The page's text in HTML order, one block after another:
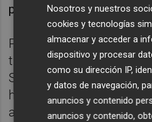
positivos porque ganar
Por último, el futbolista
trabajo y la intensidad de
Sergio Mora, y pidió a
herculanos que le den
al nuevo proyecto.
Nosotros y nuestros
cookies y tecnologías
almacenar y acceder a
dispositivo y procesar
como su dirección IP,
y datos de navegación,
anuncios y contenido
anuncios y contenido,